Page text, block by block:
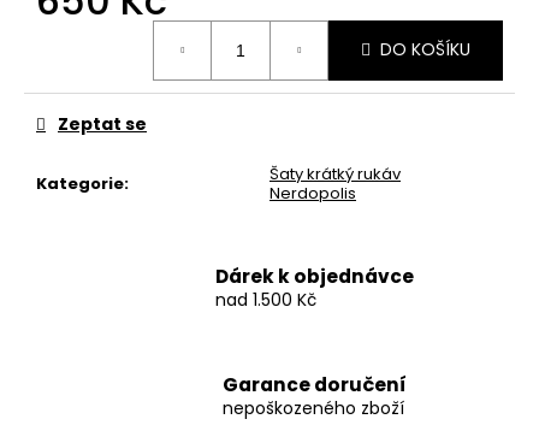
DO KOŠÍKU
Kategorie:
Šaty krátký rukáv
Nerdopolis
Zeptat se
Dárek k objednávce
nad 1.500 Kč
Garance doručení
nepoškozeného zboží
I'M